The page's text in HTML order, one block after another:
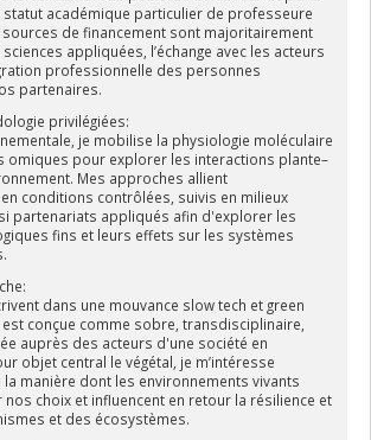
statut académique particulier de professeure
de financement sont majoritairement
appliquées, l’échange avec les acteurs
professionnelle des personnes
partenaires.
privilégiées:
je mobilise la physiologie moléculaire
omiques pour explorer les interactions plante–
Mes approches allient
conditions contrôlées, suivis en milieux
partenariats appliqués afin d'explorer les
fins et leurs effets sur les systèmes
dans une mouvance slow tech et green
est conçue comme sobre, transdisciplinaire,
auprès des acteurs d'une société en
objet central le végétal, je m’intéresse
manière dont les environnements vivants
choix et influencent en retour la résilience et
et des écosystèmes.